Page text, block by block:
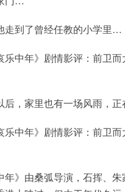
走到了曾经任教的小学里…
后，家里也有一场风雨，
年》由桑弧导演，石挥、